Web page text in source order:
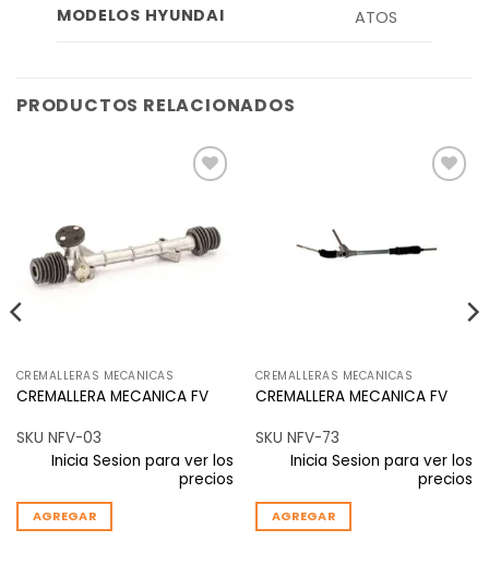
MODELOS HYUNDAI ATOS
PRODUCTOS RELACIONADOS
lista de
deseos
CREMALLERAS MECANICAS
CREMALLERA MECANICA FV
SKU NFV-03
Inicia Sesion para ver los
precios
AGREGAR
deseos
CREMALLERAS MECANICAS
CREMALLERA MECANICA FV
SKU NFV-73
Inicia Sesion para ver los
precios
AGREGAR